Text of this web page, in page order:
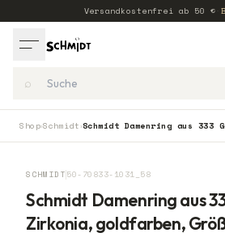
Versandkostenfrei ab 50 €
⌕
Shop›Schmidt ›
SCHMIDT 50-70833-1031_58
Schmidt Damenring aus
Zirkonia, goldfarben,